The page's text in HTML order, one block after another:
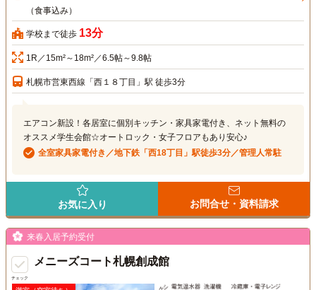
（食事込み）
学校まで徒歩 13分
1R／15m²～18m²／6.5帖～9.8帖
札幌市営東西線「西１８丁目」駅 徒歩3分
エアコン新設！各居室に個別キッチン・家具家電付き、ネット無料の
オススメ学生会館☆オートロック・女子フロアもあり安心♪
全室家具家電付き／地下鉄「西18丁目」駅徒歩3分／管理人常駐
お気に入り お問合せ・資料請求
チェック
来春入居予約受付
メニーズコート札幌創成館